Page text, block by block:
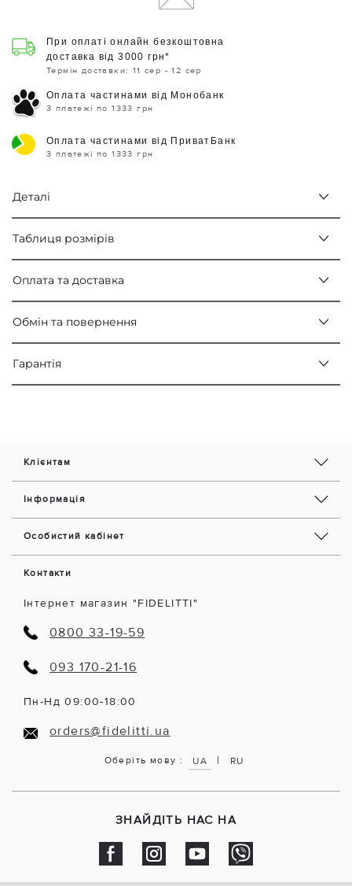
При оплаті онлайн безкоштовна
доставка від 3000 грн*
Термін доставки: 11 сер - 12 сер
Оплата частинами від Монобанк
3 платежі по 1333 грн
Оплата частинами від ПриватБанк
3 платежі по 1333 грн
Деталі
Таблиця розмірів
Оплата та доставка
Обмін та повернення
Гарантія
Клієнтам
Інформація
Особистий кабінет
Контакти
Інтернет магазин "FIDELITTI"
0800 33-19-59
093 170-21-16
Пн-Нд 09:00-18:00
orders@fidelitti.ua
Оберіть мову : UA | RU
ЗНАЙДІТЬ НАС НА